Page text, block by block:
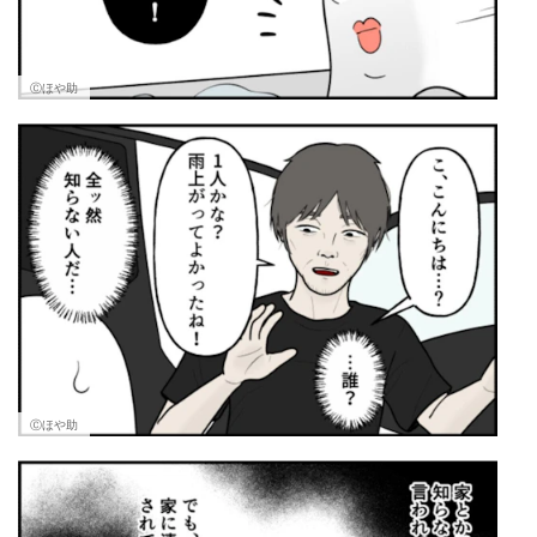
Ⓒほや助
Ⓒほや助